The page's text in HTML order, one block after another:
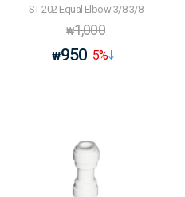
ST-202 Equal Elbow 3/8:3/8
₩1,000
₩950 5%